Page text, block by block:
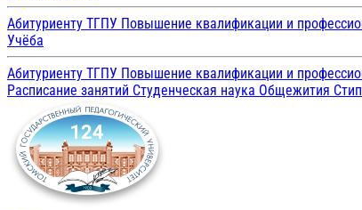
Абитуриенту ТГПУ Повышение квалификации и
Учёба
Абитуриенту ТГПУ Повышение квалификации и
Расписание занятий Студенческая наука Общежития